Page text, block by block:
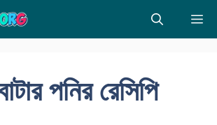
পনির রেসিপি